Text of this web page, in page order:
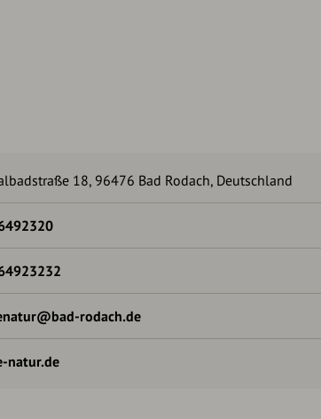
18, 96476 Bad Rodach, Deutschland
rodach.de
natur.de